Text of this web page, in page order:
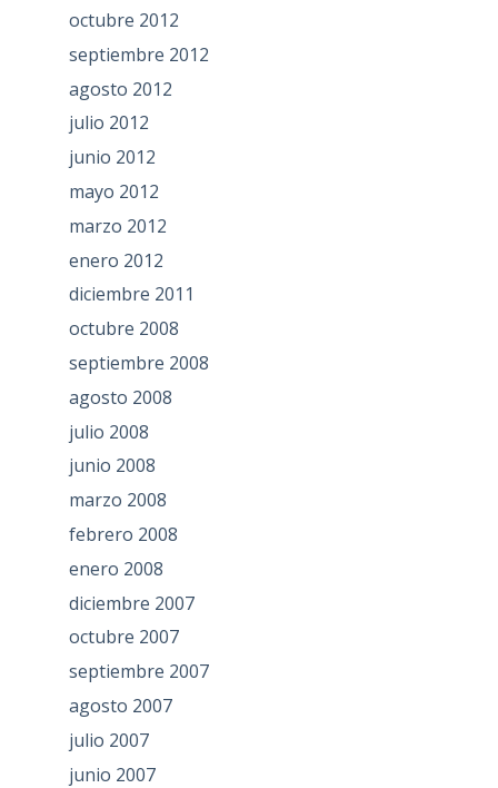
octubre 2012
septiembre 2012
agosto 2012
julio 2012
junio 2012
mayo 2012
marzo 2012
enero 2012
diciembre 2011
octubre 2008
septiembre 2008
agosto 2008
julio 2008
junio 2008
marzo 2008
febrero 2008
enero 2008
diciembre 2007
octubre 2007
septiembre 2007
agosto 2007
julio 2007
junio 2007